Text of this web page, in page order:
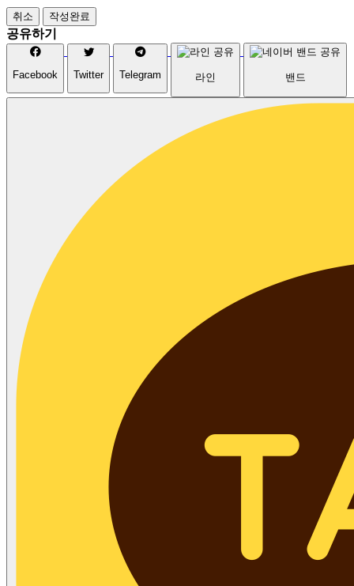
회사는 원칙적으로 개인정보 수집 및 이용목적이 달성된 후에는 해
보를 지체없이 파기합니다. 파기절차 및 방법은 다음과 같습니다.
1. 파기절차
회원님이 회원가입 등을 위해 입력하신 정보는 목적이 달성된
별도의 DB로 옮겨져(종이의 경우 별도의 서류함) 내부 방침
타 관련 법령에 의한 정보보호 사유에 따라(보유 및 이용기간
조) 일정 기간 저장된 후 파기되어집니다.
별도 DB로 옮겨진 개인정보는 법률에 의한 경우가 아니고서
유되어지는 이외의 다른 목적으로 이용되지 않습니다.
전자적 파일형태로 저장된 개인정보는 기록을 재생할 수 없는
술적 방법을 사용하여 삭제합니다.
5. 개인정보 제공
회사는 이용자님의 개인정보를 원칙적으로 외부에 제공하지 않습니
다만, 아래의 경우에는 예외로 합니다.
이용자님이 사전에 동의한 경우
법령의 규정에 의거하거나, 수사 목적으로 법령에 정해진 절
방법에 따라 수사기관의 요구가 있는 경우
6. 수집한 개인정보의 위탁
회사는 이용자님의 동의없이 이용자님의 정보를 외부 업체에 위탁하
않습니다. 향후 그러한 필요가 생길 경우, 위탁 대상자와 위탁 업무
에 대해 이용자님께 통지하고 필요한 경우 사전 동의를 받도록 하겠
7. 이용자 및 법정대리인의 권리와 그 행사방법
이용자는 언제든지 등록되어 있는 자신의 개인정보를 조회하거나 수
할 수 있으며 가입해지를 요청할 수도 있습니다.
숫자의 조합을 말합니다.
4) 운영자: 회사가 제공하는 서비스의 전반적인 관리와
5) 에누리쿠폰(구매쿠폰): 회원이 회사의 서비스를 통
물품을 구매할 때 표시된 금액 또는 비율만큼 물품대금
할인 받을 수 있는 회사 전용의 사이버 또는 오프라인
을 말합니다. 회사는 판매자의 동의(승인을 포함하며
같다)가 있는 경우에 한하여 에누리쿠폰(구매쿠폰)이
된 물품판매거래를 중개할 수 있으며, 판매자의 동의가
제1항에서 정의되지 않은 이 약관상의 용어의 의미는 일반적
제3조(준용규정)
이 약관에 명시되지 않은 사항은 전기통신기본법, 전기통신사업법
제4조(약관의 명시, 효력과 개정)
회사는 이 약관의 내용을 회사의 상호, 영업소 소재지, 대표자
성명, 사업자등록번호, 연락처(전화, 전자우편주소 등)등과 함
회원이 확인할 수 있도록 “주식회사 메롬몰” 초기 서비스화면
는 연결화면에 게시합니다.
회사는 약관의규제에관한법률, 전자문서 및 전자거래기본법,
자서명법, 정보통신망이용촉진및정보보호등에관한법률, 전
거래등에서의소비자보호에관한법률, 전자금융거래법 등 관
을 위배하지 않는 범위에서 본 약관을 개정할 수 있습니다.
회사가 약관을 개정할 경우에는 적용일자 및 개정사유를 명시
여 현행 약관과 함께 초기화면에 그 적용일자 14일 이전부터
일자 전일까지 공지합니다.
취소 작성완료
공유하기
Facebook Twitter Telegram 라인 밴드